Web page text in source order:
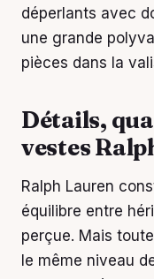
déperlants avec
une grande
pièces dans la
Détails,
vestes
Ralph Lauren
équilibre entre
perçue. Mais
le même niveau